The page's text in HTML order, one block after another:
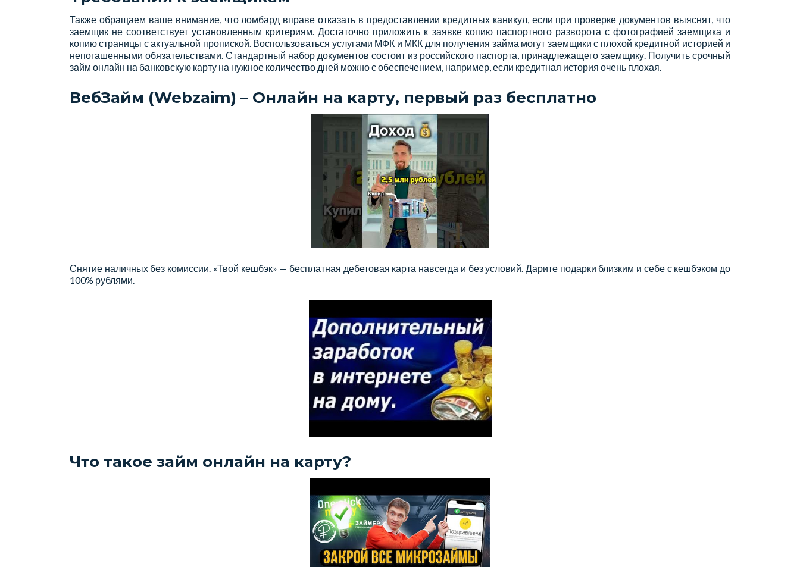
Также обращаем ваше внимание, что ломбард вправе отказать в предоставлении кредитных каникул, если при проверке документов выяснят, что
заемщик не соответствует установленным критериям. Достаточно приложить к заявке копию паспортного разворота с фотографией заемщика и
копию страницы с актуальной пропиской. Воспользоваться услугами МФК и МКК для получения займа могут заемщики с плохой кредитной историей и
непогашенными обязательствами. Стандартный набор документов состоит из российского паспорта, принадлежащего заемщику. Получить срочный
займ онлайн на банковскую карту на нужное количество дней можно с обеспечением, например, если кредитная история очень плохая.
ВебЗайм (Webzaim) – Онлайн на карту, первый раз бесплатно
Снятие наличных без комиссии. «Твой кешбэк» — бесплатная дебетовая карта навсегда и без условий. Дарите подарки близким и себе с кешбэком до
100% рублями.
Что такое займ онлайн на карту?